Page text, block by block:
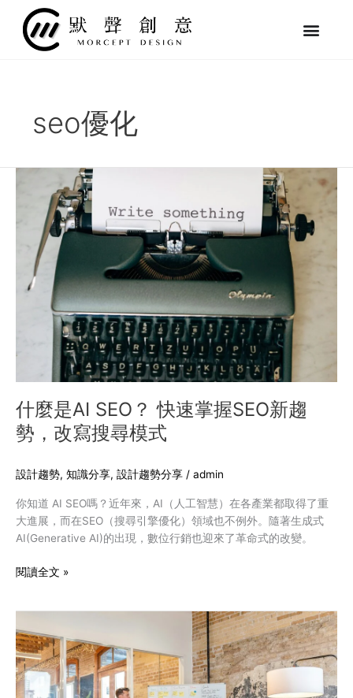
seo優化
什麼是AI SEO？ 快速掌握SEO新趨
勢，改寫搜尋模式
設計趨勢, 知識分享, 設計趨勢分享 / admin
你知道 AI SEO嗎？近年來，AI（人工智慧）在各產業都取得了重
大進展，而在SEO（搜尋引擎優化）領域也不例外。隨著生成式
AI(Generative AI)的出現，數位行銷也迎來了革命式的改變。
SEO？
勢，
改
寫
搜
模
閱讀全文 »
小
企
業
一